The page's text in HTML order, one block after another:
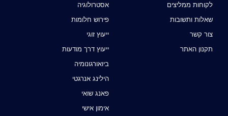
לקוחות ממליצים
שאלות ותשובות
צור קשר
תקנון האתר
אסטרולוגיה
פירוש חלומות
ייעוץ זוגי
ייעוץ דרך מודעות
ביואורגונומיה
הילינג אנרגטי
פאנג שואי
אימון אישי